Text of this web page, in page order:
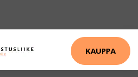
KAUPPA